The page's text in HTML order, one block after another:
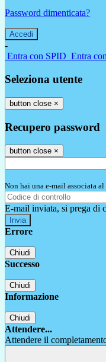
Password dimenticata?
-
Entra con SPID Entra
Seleziona utente
button close ×
Recupero password
button close ×
Non hai una e-mail associata
E-mail inviata, si prega di
Errore
Chiudi
Successo
Chiudi
Informazione
Chiudi
Attendere...
Attendere il